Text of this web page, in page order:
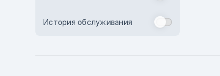
Комбинированный
История обслуживания